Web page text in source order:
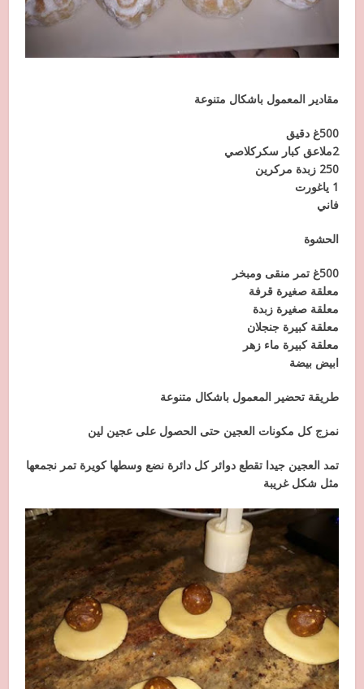
مقادير المعمول باشكال متنوعة
500غ دقيق
2ملاعق كبار سكركلاصي
250 زبدة مركرين
1 ياغورت
فاني
الحشوة
500غ تمر منقى ومبخر
معلقة صغيرة قرفة
معلقة صغيرة زبدة
معلقة كبيرة جنجلان
معلقة كبيرة ماء زهر
ابيض بيضة
طريقة تحضير المعمول باشكال متنوعة
نمزج كل مكونات العجين حتى الحصول على عجين لين
تمد العجين جيدا تقطع دوائر كل دائرة نضع وسطها كويرة تمر نجمعها
مثل شكل غريبة